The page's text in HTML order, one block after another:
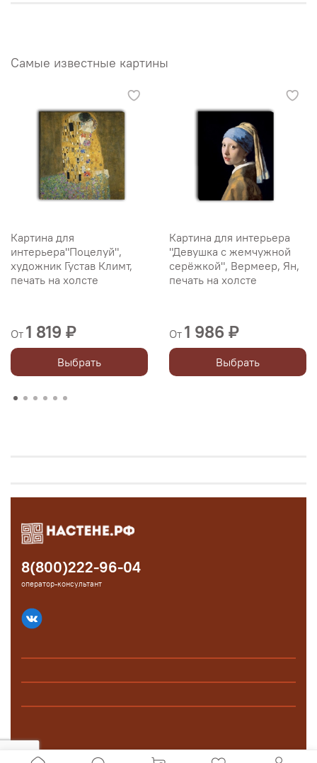
Самые известные картины
Картина для
интерьера"Поцелуй",
художник Густав Климт,
печать на холсте
От 1 819 ₽
Выбрать
Картина для интерьера
"Девушка с жемчужной
серёжкой", Вермеер, Ян,
печать на холсте
От 1 986 ₽
Выбрать
8(800)222-96-04
оператор-консультант